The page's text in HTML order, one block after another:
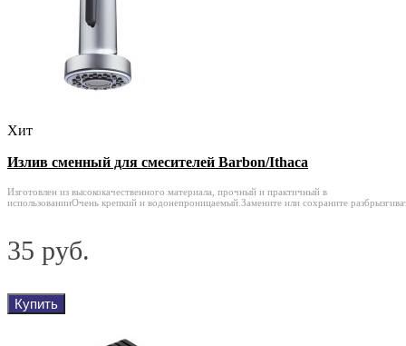
Хит
Излив сменный для смесителей Barbon/Ithaca
Изготовлен из высококачественного материала, прочный и практичный в
использованииОчень крепкий и водонепроницаемый.Замените или сохраните
35 руб.
Купить